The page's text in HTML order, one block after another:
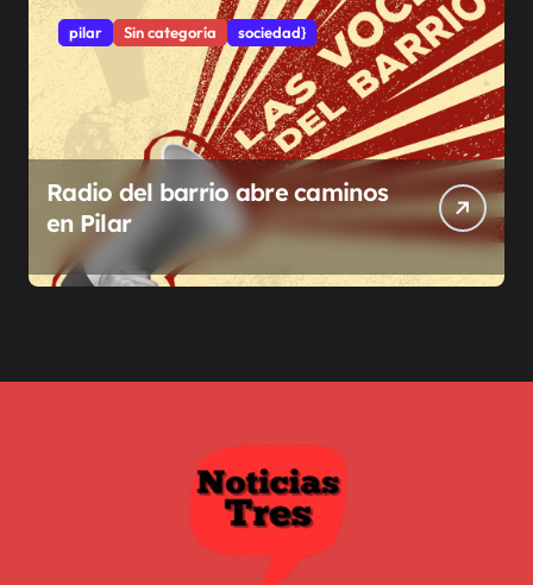
pilar Sin categoría sociedad}
Radio del barrio abre caminos
en Pilar